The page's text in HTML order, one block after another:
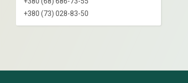
+380 (73) 028-83-50